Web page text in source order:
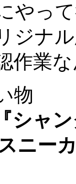
やっ
ジナ
業な
物
シャ
ニー